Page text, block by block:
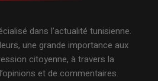
dans l’actualité tunisienne.
une grande importance aux
citoyenne, à travers la
et de commentaires.